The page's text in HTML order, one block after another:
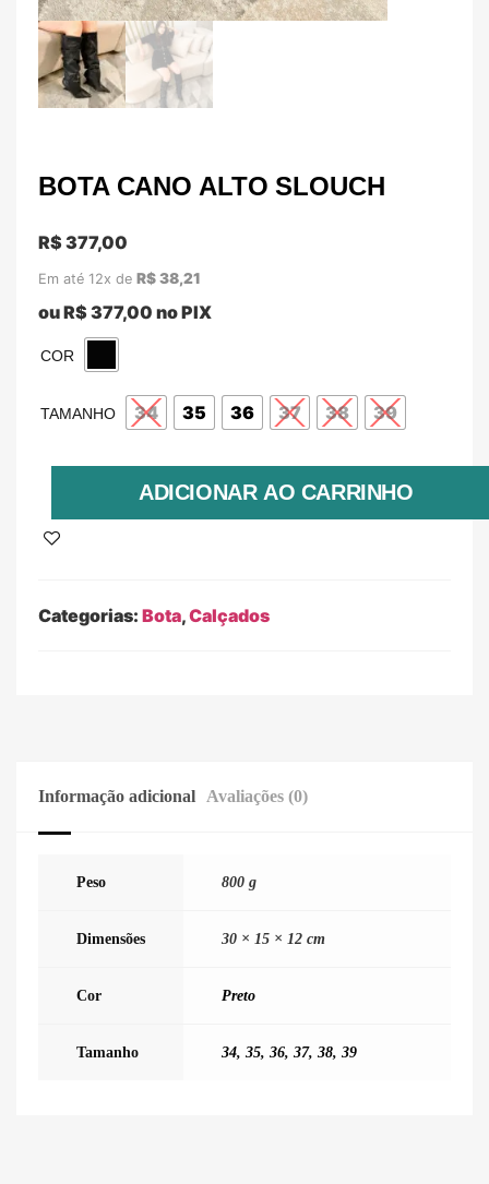
BOTA CANO ALTO SLOUCH
R$377,00
Em até 12x de R$38,21
ouR$377,00 no PIX
COR
TAMANHO 34 35 36 37 38 39
ADICIONAR AO CARRINHO
Categorias: Bota,Calçados
Informação adicional Avaliações (0)
Peso 800 g
Dimensões 30 × 15 × 12 cm
Cor Preto
Tamanho 34, 35, 36, 37, 38, 39